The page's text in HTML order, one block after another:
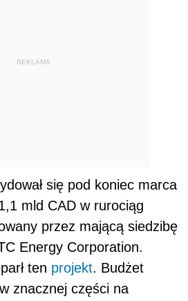
REKLAMA
się pod koniec marca
mld CAD w rurociąg
przez mającą siedzibę
Energy Corporation.
ten projekt. Budżet
znacznej części na